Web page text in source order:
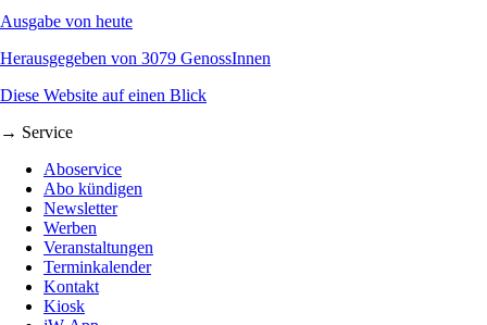
Ausgabe von heute
Herausgegeben von 3079 GenossInnen
Diese Website auf einen Blick
→ Service
Aboservice
Abo kündigen
Newsletter
Werben
Veranstaltungen
Terminkalender
Kontakt
Kiosk